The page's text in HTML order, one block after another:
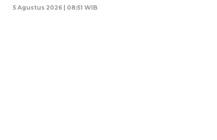
5 Agustus 2026 | 08:51 WIB